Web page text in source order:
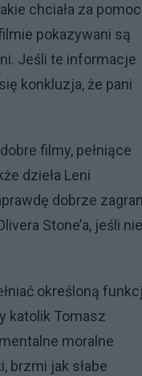
chciała za
pokazywani są
Jeśli te informacje
konkluzja, że pani
filmy, pełniące
dzieła Leni
dobrze
Stone’a, jeśli nie
określoną
katolik Tomasz
moralne
brzmi jak słabe